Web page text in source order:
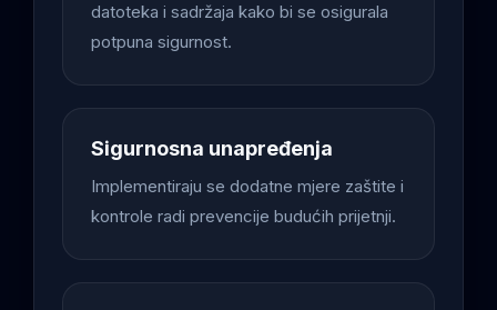
datoteka i sadržaja kako bi se osigurala
potpuna sigurnost.
Sigurnosna unapređenja
Implementiraju se dodatne mjere zaštite i
kontrole radi prevencije budućih prijetnji.